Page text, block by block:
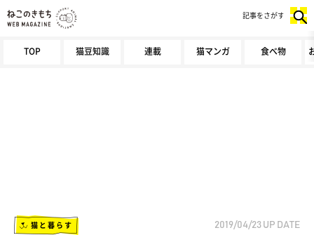
TOP 猫豆知識 連載 猫マンガ 食べ物
記事をさがす
猫と暮らす 2019/04/23 UP DATE